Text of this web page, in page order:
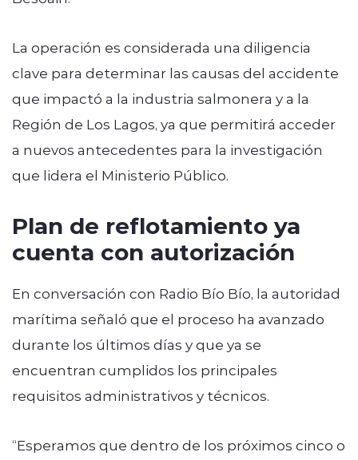
La operación es considerada una diligencia
clave para determinar las causas del accidente
que impactó a la industria salmonera y a la
Región de Los Lagos, ya que permitirá acceder
a nuevos antecedentes para la investigación
que lidera el Ministerio Público.
Plan de reflotamiento ya
cuenta con autorización
En conversación con Radio Bío Bío, la autoridad
marítima señaló que el proceso ha avanzado
durante los últimos días y que ya se
encuentran cumplidos los principales
requisitos administrativos y técnicos.
“Esperamos que dentro de los próximos cinco o